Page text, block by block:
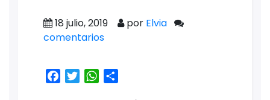
18 julio, 2019 por Elvia
comentarios
Facebook
TwitterWhatsApp